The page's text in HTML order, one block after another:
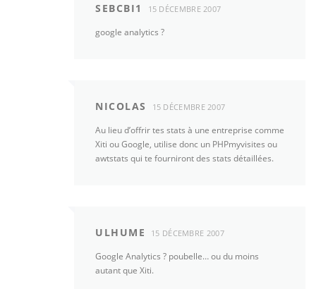
SEBCBI1 15 DÉCEMBRE 2007
google analytics ?
NICOLAS 15 DÉCEMBRE 2007
Au lieu d’offrir tes stats à une entreprise comme
Xiti ou Google, utilise donc un PHPmyvisites ou
awtstats qui te fourniront des stats détaillées.
ULHUME 15 DÉCEMBRE 2007
Google Analytics ? poubelle… ou du moins
autant que Xiti.